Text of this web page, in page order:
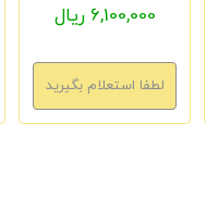
6,100,000 ریال